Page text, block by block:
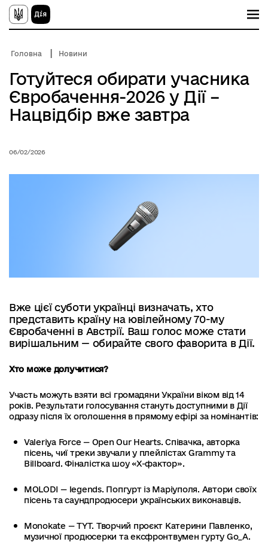
П
е
р
й
о
с
о
о
Головна Новини
Готуйтеся обирати учасника
Євробачення-2026 у Дії –
Нацвідбір вже завтра
06/02/2026
Вже цієї суботи українці визначать, хто
представить країну на ювілейному 70-му
Євробаченні в Австрії. Ваш голос може стати
вирішальним — обирайте свого фаворита в Дії.
Хто може долучитися?
Участь можуть взяти всі громадяни України віком від 14
років. Результати голосування стануть доступними в Дії
одразу після їх оголошення в прямому ефірі за номінантів:
Valeriya Force — Open Our Hearts. Співачка, авторка
пісень, чиї треки звучали у плейлістах Grammy та
Billboard. Фіналістка шоу «Х-фактор».
MOLODI — legends. Попгурт із Маріуполя. Автори своїх
пісень та саундпродюсери українських виконавців.
Monokate — ТYТ. Творчий проєкт Катерини Павленко,
музичної продюсерки та ексфронтвумен гурту Go_A.